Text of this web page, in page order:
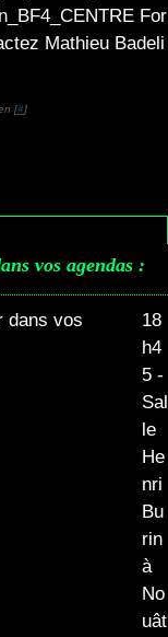
For
Mathieu Badeli
[#]
vos agendas :
18
h4
5 -
Sal
le
He
nri
Bu
rin
à
No
uât